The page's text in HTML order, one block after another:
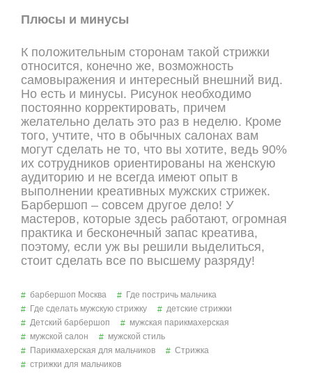
Плюсы и минусы
К положительным сторонам такой стрижки
относится, конечно же, возможность
самовыражения и интересный внешний вид.
Но есть и минусы. Рисунок необходимо
постоянно корректировать, причем
желательно делать это раз в неделю. Кроме
того, учтите, что в обычных салонах вам
могут сделать не то, что вы хотите, ведь 90%
их сотрудников ориентированы на женскую
аудиторию и не всегда имеют опыт в
выполнении креативных мужских стрижек.
Барбершоп – совсем другое дело! У
мастеров, которые здесь работают, огромная
практика и бесконечный запас креатива,
поэтому, если уж вы решили выделиться,
стоит сделать все по высшему разряду!
барбершоп Москва
Где постричь мальчика
Где сделать мужскую стрижку
детские стрижки
Детский барбершоп
мужская парикмахерская
мужской салон
мужской стиль
Парикмахерская для мальчиков
Стрижка
стрижки для мальчиков